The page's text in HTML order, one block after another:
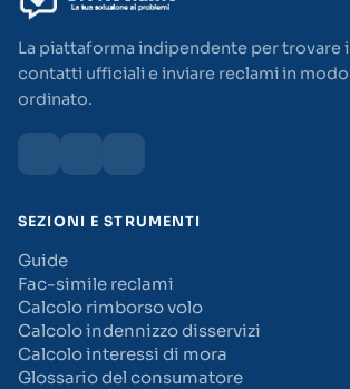
La piattaforma indipendente per trovare i
contatti ufficiali e inviare reclami in modo
ordinato.
SEZIONI E STRUMENTI
Guide
Fac-simile reclami
Calcolo rimborso volo
Calcolo indennizzo disservizi
Calcolo interessi di mora
Glossario del consumatore